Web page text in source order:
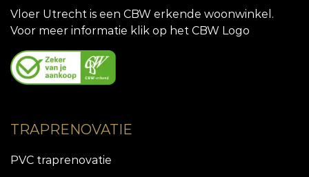
Vloer Utrecht is een CBW erkende woonwinkel.
Voor meer informatie klik op het CBW Logo
TRAPRENOVATIE
PVC traprenovatie